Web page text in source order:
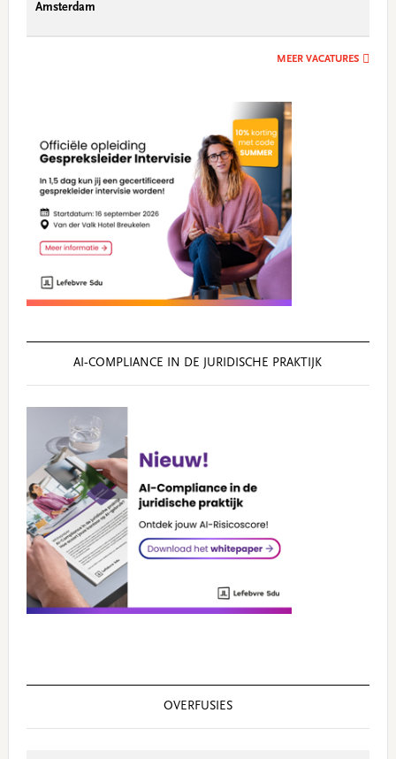
Amsterdam
MEER VACATURES
AI‑COMPLIANCE IN DE JURIDISCHE PRAKTIJK
OVERFUSIES